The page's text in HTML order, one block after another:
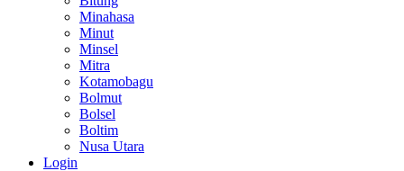
Minahasa
Minut
Minsel
Mitra
Kotamobagu
Bolmut
Bolsel
Boltim
Nusa Utara
Login